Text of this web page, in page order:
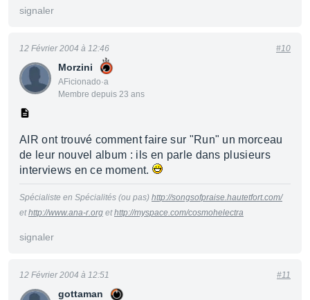
signaler
Morzini
AFicionado·a
Membre depuis 23 ans
12 Février 2004 à 12:46 #10
AIR ont trouvé comment faire sur "Run" un morceau
de leur nouvel album : ils en parle dans plusieurs
interviews en ce moment.
Spécialiste en Spécialités (ou pas) http://songsofpraise.hautetfort.com/
ethttp://www.ana-r.org ethttp://myspace.com/cosmohelectra
signaler
gottaman
12 Février 2004 à 12:51 #11